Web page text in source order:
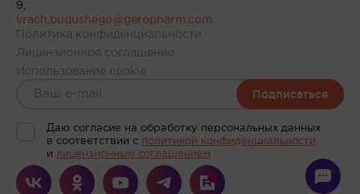
9,
vrach.budushego@geropharm.com
Политика конфиденциальности
Лицензионное соглашение
Использование cookie
Подписаться
Даю согласие на обработку персональных данных
в соответствии c политикой конфиденциальности
и лицензионным соглашением